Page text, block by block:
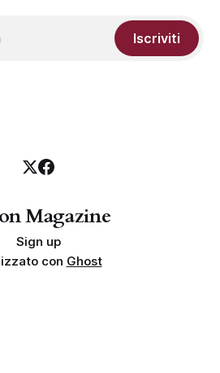
Iscriviti
Magazine
Sign up
con Ghost